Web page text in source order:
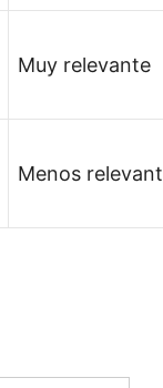
Muy relevante
Menos